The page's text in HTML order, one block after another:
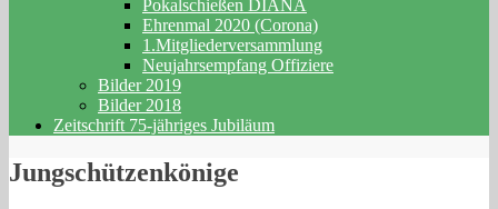
Pokalschießen DIANA
Ehrenmal 2020 (Corona)
1.Mitgliederversammlung
Neujahrsempfang Offiziere
Bilder 2019
Bilder 2018
Zeitschrift 75-jähriges Jubiläum
Jungschützenkönige